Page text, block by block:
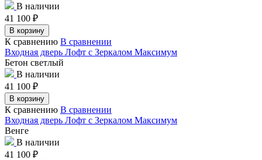
В наличии
41 100 ₽
В корзину
К сравнению В сравнении
Входная дверь Лофт с Зеркалом Максимум
Бетон светлый
В наличии
41 100 ₽
В корзину
К сравнению В сравнении
Входная дверь Лофт с Зеркалом Максимум
Венге
В наличии
41 100 ₽